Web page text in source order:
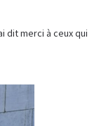
dit merci à ceux qui